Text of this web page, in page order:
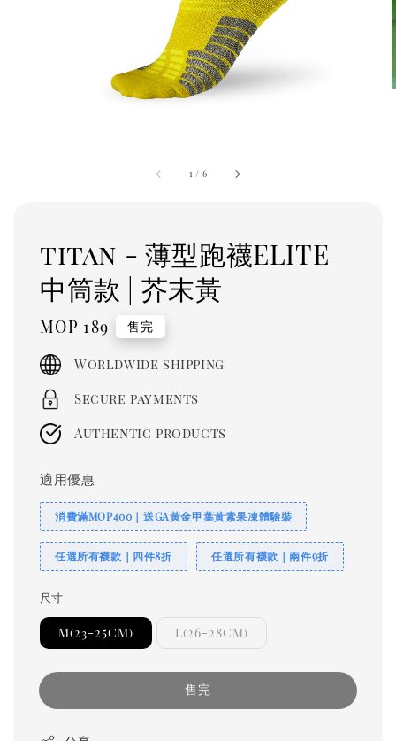
1 / 6
titan - 薄型跑襪ELITE
中筒款 | 芥末黃
Regular
price
MOP 189 售完
Worldwide shipping
Secure payments
Authentic products
適用優惠
消費滿MOP400｜送GA黃金甲葉黃素果凍體驗裝
任選所有襪款｜四件8折 任選所有襪款｜兩件9折
尺寸
M(23-25CM) L(26-28CM)
售完